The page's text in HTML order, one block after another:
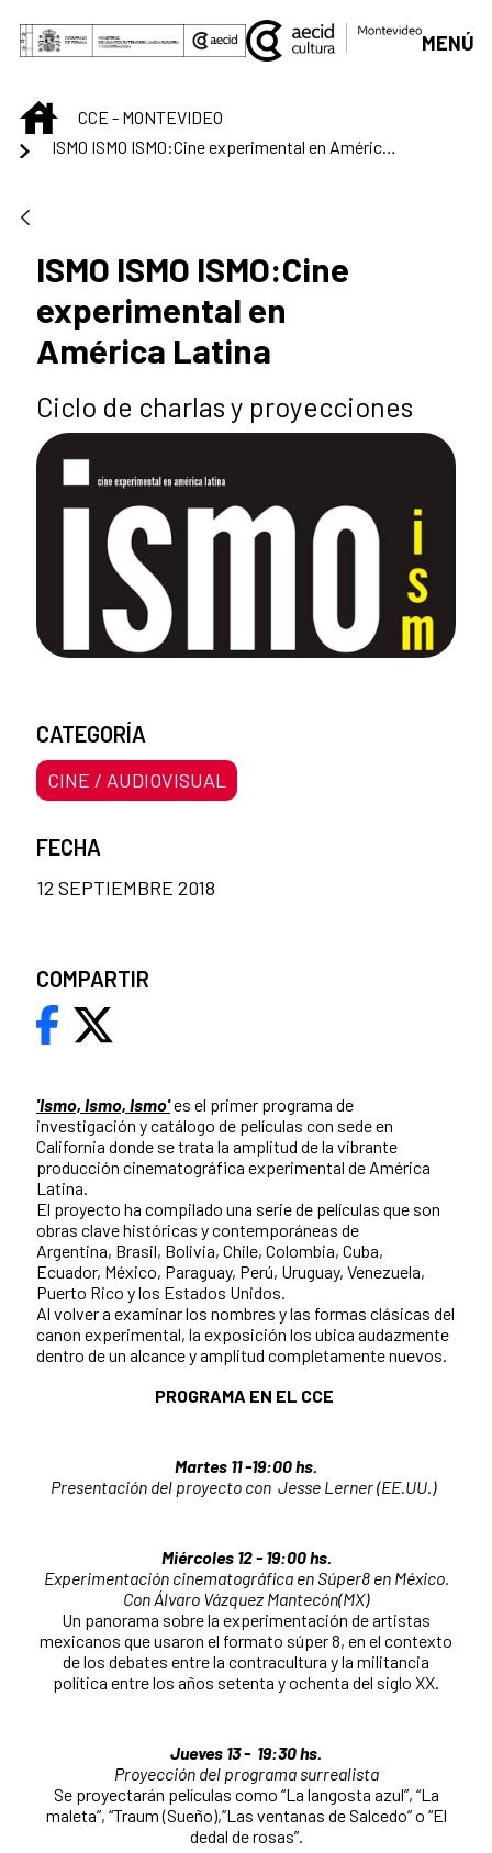
Saltar al contenido principal
MENÚ
INICIOCCE - MONTEVIDEO
ISMO ISMO ISMO:Cine experimental en América Latina
ISMO ISMO ISMO:Cine
experimental en
América Latina
Ciclo de charlas y proyecciones
'Ismo, Ismo, Ismo'es el primer programa de
investigación y catálogo de películas con sede en
California donde se trata la amplitud de la vibrante
producción cinematográfica experimental de América
Latina.
El proyecto ha compilado una serie de películas que son
obras clave históricas y contemporáneas de
Argentina, Brasil, Bolivia, Chile, Colombia, Cuba,
Ecuador, México, Paraguay, Perú, Uruguay, Venezuela,
Puerto Rico y los Estados Unidos.
Al volver a examinar los nombres y las formas clásicas del
canon experimental, la exposición los ubica audazmente
dentro de un alcance y amplitud completamente nuevos.
PROGRAMA EN EL CCE
Martes 11 -19:00 hs.
Presentación del proyecto con Jesse Lerner (EE.UU.)
Miércoles 12 - 19:00 hs.
Experimentación cinematográfica en Súper8 en México.
Con Álvaro Vázquez Mantecón(MX)
Un panorama sobre la experimentación de artistas
mexicanos que usaron el formato súper 8, en el contexto
de los debates entre la contracultura y la militancia
política entre los años setenta y ochenta del siglo XX.
Jueves 13 - 19:30 hs.
Proyección del programa surrealista
Se proyectarán películas como “La langosta azul”, “La
maleta”, “Traum (Sueño),”Las ventanas de Salcedo” o “El
dedal de rosas”.
CATEGORÍA
CINE / AUDIOVISUAL
FECHA
12 SEPTIEMBRE 2018
COMPARTIR